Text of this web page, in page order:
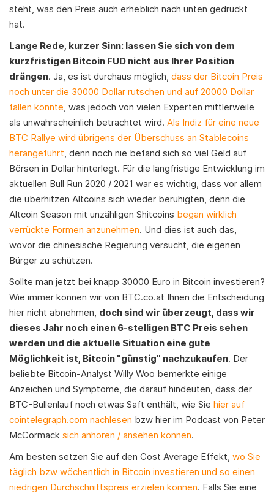
steht, was den Preis auch erheblich nach unten gedrückt
hat.
Lange Rede, kurzer Sinn: lassen Sie sich von dem
kurzfristigen Bitcoin FUD nicht aus Ihrer Position
drängen. Ja, es ist durchaus möglich, dass der Bitcoin Preis
noch unter die 30000 Dollar rutschen und auf 20000 Dollar
fallen könnte, was jedoch von vielen Experten mittlerweile
als unwahrscheinlich betrachtet wird. Als Indiz für eine neue
BTC Rallye wird übrigens der Überschuss an Stablecoins
herangeführt, denn noch nie befand sich so viel Geld auf
Börsen in Dollar hinterlegt. Für die langfristige Entwicklung im
aktuellen Bull Run 2020 / 2021 war es wichtig, dass vor allem
die überhitzen Altcoins sich wieder beruhigten, denn die
Altcoin Season mit unzähligen Shitcoins began wirklich
verrückte Formen anzunehmen. Und dies ist auch das,
wovor die chinesische Regierung versucht, die eigenen
Bürger zu schützen.
Sollte man jetzt bei knapp 30000 Euro in Bitcoin investieren?
Wie immer können wir von BTC.co.at Ihnen die Entscheidung
hier nicht abnehmen, doch sind wir überzeugt, dass wir
dieses Jahr noch einen 6-stelligen BTC Preis sehen
werden und die aktuelle Situation eine gute
Möglichkeit ist, Bitcoin "günstig" nachzukaufen. Der
beliebte Bitcoin-Analyst Willy Woo bemerkte einige
Anzeichen und Symptome, die darauf hindeuten, dass der
BTC-Bullenlauf noch etwas Saft enthält, wie Sie hier auf
cointelegraph.com nachlesen bzw hier im Podcast von Peter
McCormack sich anhören / ansehen können.
Am besten setzen Sie auf den Cost Average Effekt, wo Sie
täglich bzw wöchentlich in Bitcoin investieren und so einen
niedrigen Durchschnittspreis erzielen können. Falls Sie eine